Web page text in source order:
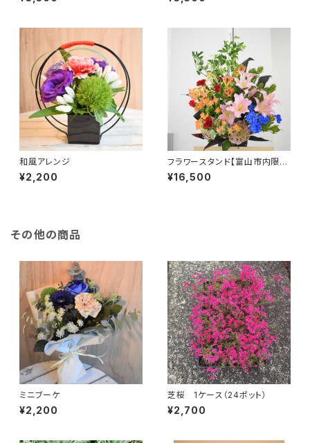
和風アレンジ
¥2,200
フラワースタンド【富山市内限
定】
¥16,500
その他の商品
ミニブーケ
¥2,200
芝桜 1ケース（24ポット）
¥2,700